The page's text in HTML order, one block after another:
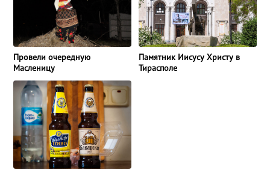
Провели очередную
Масленицу
Памятник Иисусу Христу в
Тирасполе